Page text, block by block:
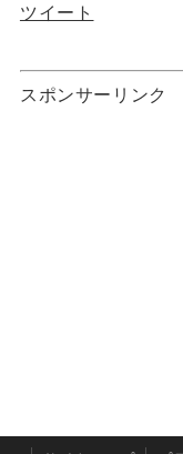
ツイート
スポンサーリンク